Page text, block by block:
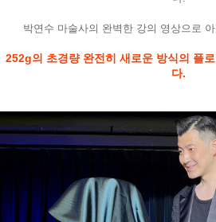
박연수 마술사의 완벽한 강의 영상으로
252g의 초경량 완전히 새로운 방식의 플
다.